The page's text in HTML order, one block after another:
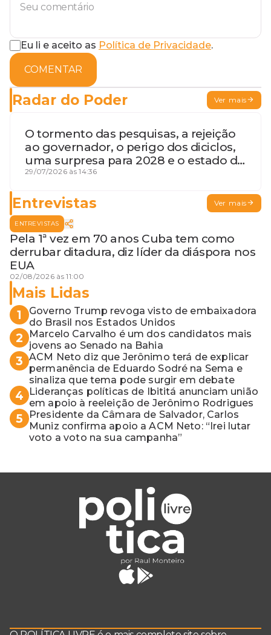
Eu li e aceito as Política de Privacidade.
COMENTAR
Radar do Poder Ver mais
O tormento das pesquisas, a rejeição
ao governador, o perigo dos diciclos,
uma surpresa para 2028 e o estado de
terceira guerra mundial
29/07/2026 às 14:36
Entrevistas Ver mais
ENTREVISTAS
Pela 1ª vez em 70 anos Cuba tem como
derrubar ditadura, diz líder da diáspora nos
EUA
02/08/2026 às 11:00
Mais Lidas
1
Governo Trump revoga visto de embaixadora
do Brasil nos Estados Unidos
2
Marcelo Carvalho é um dos candidatos mais
jovens ao Senado na Bahia
3 ACM Neto diz que Jerônimo terá de explicar
permanência de Eduardo Sodré na Sema e
sinaliza que tema pode surgir em debate
4
Lideranças políticas de Ibititá anunciam união
em apoio à reeleição de Jerônimo Rodrigues
5
Presidente da Câmara de Salvador, Carlos
Muniz confirma apoio a ACM Neto: “Irei lutar
voto a voto na sua campanha”